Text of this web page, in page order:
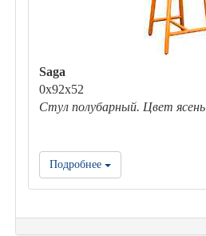
Saga
0х92х52
Стул полубарный. Цвет ясень
Подробнее